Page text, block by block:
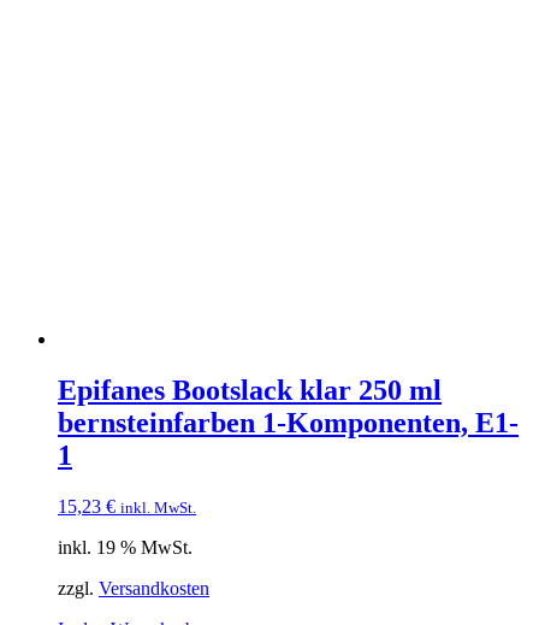
Epifanes Bootslack klar 250 ml
bernsteinfarben 1-Komponenten, E1-
1
15,23 € inkl. MwSt.
inkl. 19 % MwSt.
zzgl. Versandkosten